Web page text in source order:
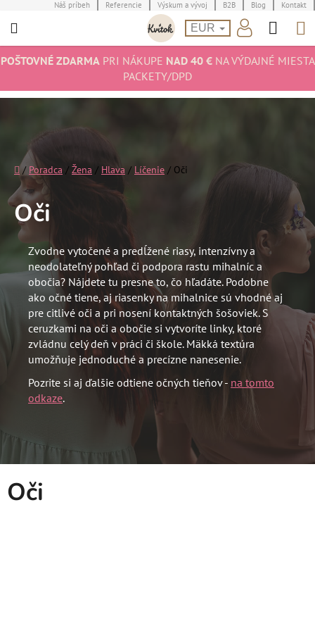
na
Náš príbeh Referencie Výskum a vývoj B2B Blog Kontakt
EUR
POŠTOVNÉ ZDARMAPRI NÁKUPE NAD 40 €NA VÝDAJNÉ MIESTA
PACKETY/DPD
Domov
/ Poradca / Žena / Hlava / Líčenie / Oči
Oči
Zvodne vytočené a predĺžené riasy, intenzívny a
neodolateľný pohľad či podpora rastu mihalníc a
obočia? Nájdete tu presne to, čo hľadáte. Podobne
ako očné tiene, aj riasenky na mihalnice sú vhodné aj
pre citlivé oči a pri nosení kontaktných šošoviek. S
ceruzkami na oči a obočie si vytvoríte linky, ktoré
zvládnu celý deň v práci či škole. Mäkká textúra
umožňuje jednoduché a precízne nanesenie.
Pozrite si aj ďalšie odtiene očných tieňov - na tomto
odkaze.
Oči